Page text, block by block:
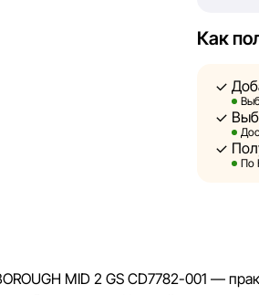
и
Наша
Как
По
MID 2 GS CD7782-001 —